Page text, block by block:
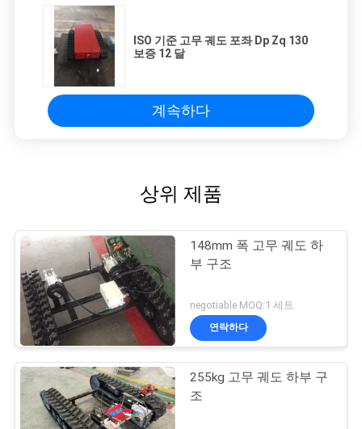
ISO 기준 고무 궤도 포좌 Dp Zq 130
보증 12 달
계속하다
상위 제품
148mm 폭 고무 궤도 하
부 구조
negotiable MOQ:1 세트
연락하다
255kg 고무 궤도 하부 구
조